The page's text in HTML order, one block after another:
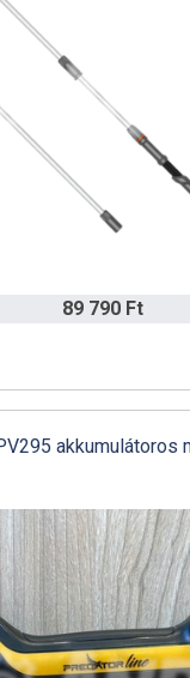
katalógus 2021/22
89 790 Ft